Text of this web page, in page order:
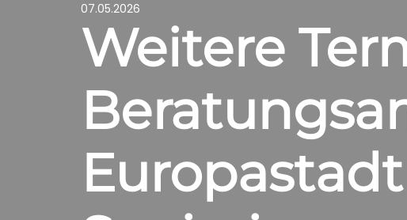
07.05.2026
Weitere